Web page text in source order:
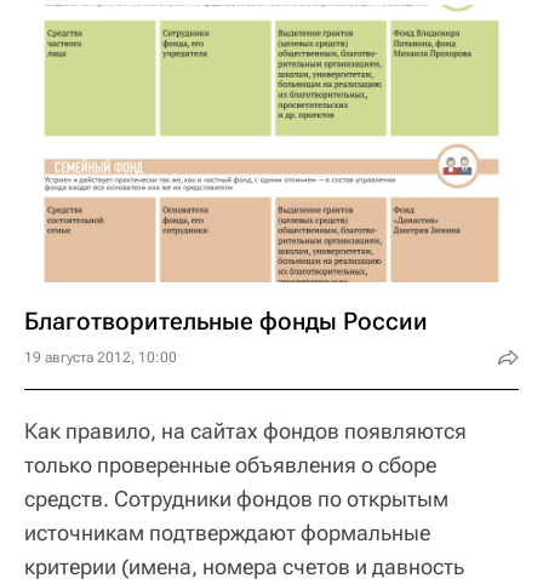
Благотворительные фонды России
19 августа 2012, 10:00
Как правило, на сайтах фондов появляются
только проверенные объявления о сборе
средств. Сотрудники фондов по открытым
источникам подтверждают формальные
критерии (имена, номера счетов и давность